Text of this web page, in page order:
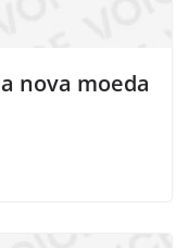
nova moeda